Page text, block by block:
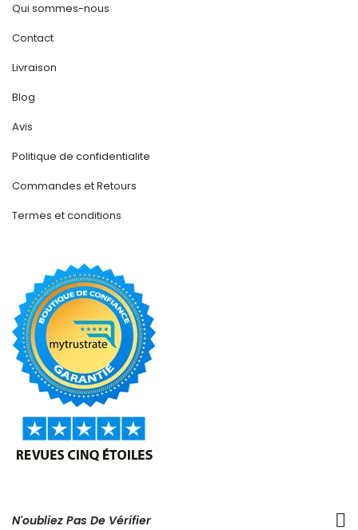
Qui sommes-nous
Contact
Livraison
Blog
Avis
Politique de confidentialite
Commandes et Retours
Termes et conditions
N'oubliez Pas De Vérifier